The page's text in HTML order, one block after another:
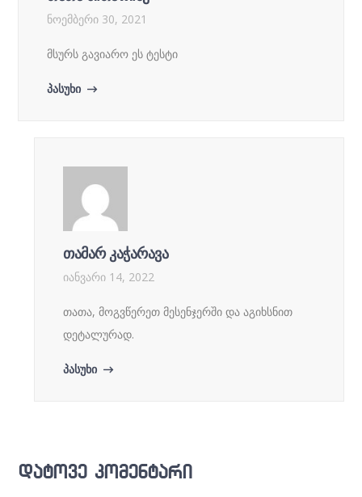
ნოემბერი 30, 2021
მსურს გავიარო ეს ტესტი
პასუხი
თამარ კაჭარავა
იანვარი 14, 2022
თათა, მოგვწერეთ მესენჯერში და აგიხსნით
დეტალურად.
პასუხი
დატოვე კომენტარი